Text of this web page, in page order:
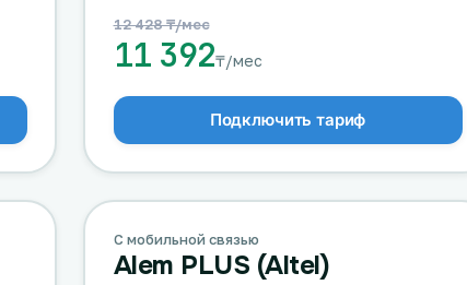
12 428 ₸/мес
11 392₸/мес
Подключить тариф
С мобильной связью
Alem PLUS (Altel)